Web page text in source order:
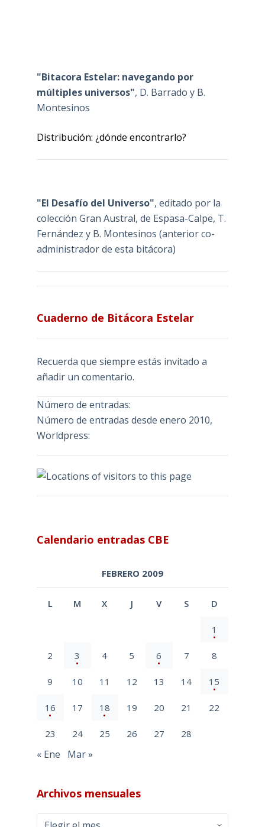
"Bitacora Estelar: navegando por
múltiples universos", D. Barrado y B.
Montesinos
Distribución: ¿dónde encontrarlo?
"El Desafío del Universo", editado por la
colección Gran Austral, de Espasa-Calpe, T.
Fernández y B. Montesinos (anterior co-
administrador de esta bitácora)
Cuaderno de Bitácora Estelar
Recuerda que siempre estás invitado a
añadir un comentario.
Número de entradas:
Número de entradas desde enero 2010,
Worldpress:
Calendario entradas CBE
FEBRERO 2009
L M X J V S D
1
2 3 4 5 6 7 8
9 10 11 12 13 14 15
16 17 18 19 20 21 22
23 24 25 26 27 28
« Ene Mar »
Archivos mensuales
Archivos